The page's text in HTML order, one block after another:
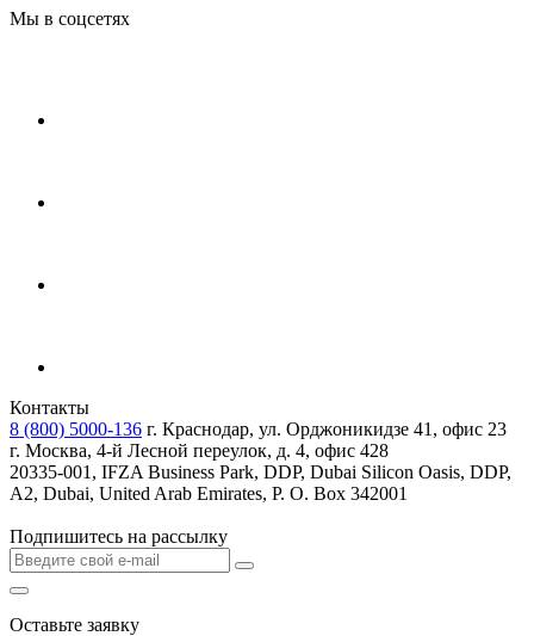
Мы в соцсетях
Контакты
8 (800) 5000-136 г. Краснодар, ул. Орджоникидзе 41, офис 23
г. Москва, 4-й Лесной переулок, д. 4, офис 428
20335-001, IFZA Business Park, DDP, Dubai Silicon Oasis, DDP,
A2, Dubai, United Arab Emirates, P. O. Box 342001
Подпишитесь на рассылку
Оставьте заявку